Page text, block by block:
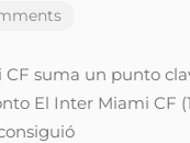
suma un punto
El Inter Miami CF